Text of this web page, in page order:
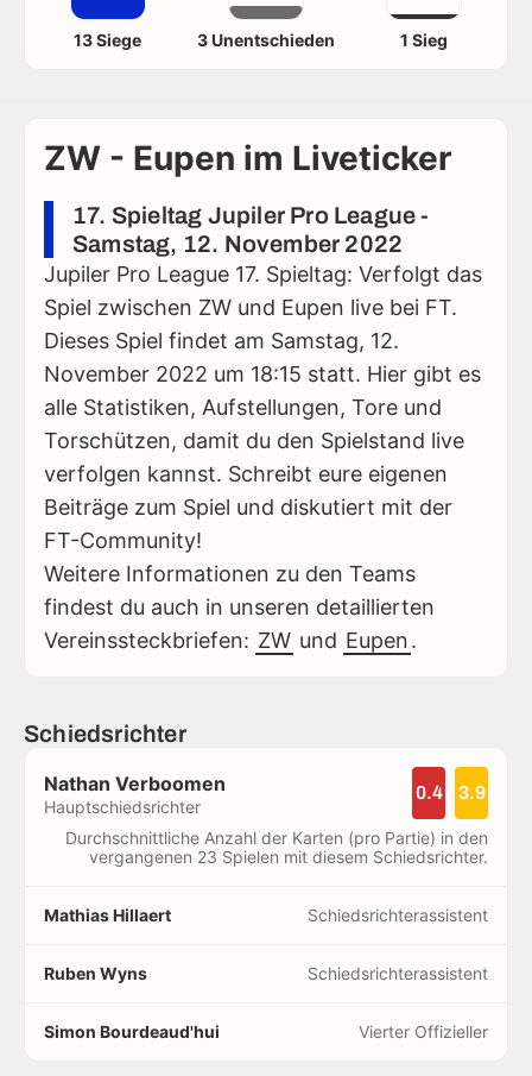
13 Siege 3 Unentschieden 1 Sieg
ZW - Eupen im Liveticker
17. Spieltag Jupiler Pro League -
Samstag, 12. November 2022
Jupiler Pro League 17. Spieltag: Verfolgt das
Spiel zwischen ZW und Eupen live bei FT.
Dieses Spiel findet am Samstag, 12.
November 2022 um 18:15 statt. Hier gibt es
alle Statistiken, Aufstellungen, Tore und
Torschützen, damit du den Spielstand live
verfolgen kannst. Schreibt eure eigenen
Beiträge zum Spiel und diskutiert mit der
FT-Community!
Weitere Informationen zu den Teams
findest du auch in unseren detaillierten
Vereinssteckbriefen: ZW und Eupen.
Schiedsrichter
Nathan Verboomen
Hauptschiedsrichter
0.4 3.9
Durchschnittliche Anzahl der Karten (pro Partie) in den
vergangenen 23 Spielen mit diesem Schiedsrichter.
Mathias Hillaert Schiedsrichterassistent
Ruben Wyns Schiedsrichterassistent
Simon Bourdeaud'hui Vierter Offizieller